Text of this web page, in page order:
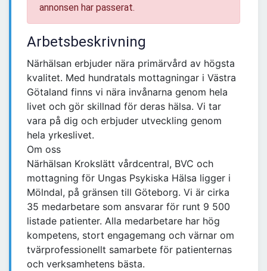
annonsen har passerat.
Arbetsbeskrivning
Närhälsan erbjuder nära primärvård av högsta
kvalitet. Med hundratals mottagningar i Västra
Götaland finns vi nära invånarna genom hela
livet och gör skillnad för deras hälsa. Vi tar
vara på dig och erbjuder utveckling genom
hela yrkeslivet.
Om oss
Närhälsan Krokslätt vårdcentral, BVC och
mottagning för Ungas Psykiska Hälsa ligger i
Mölndal, på gränsen till Göteborg. Vi är cirka
35 medarbetare som ansvarar för runt 9 500
listade patienter. Alla medarbetare har hög
kompetens, stort engagemang och värnar om
tvärprofessionellt samarbete för patienternas
och verksamhetens bästa.